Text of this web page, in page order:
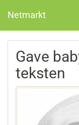
Netmarkt
Gave
teksten